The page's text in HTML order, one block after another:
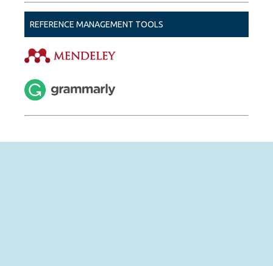
REFERENCE MANAGEMENT TOOLS